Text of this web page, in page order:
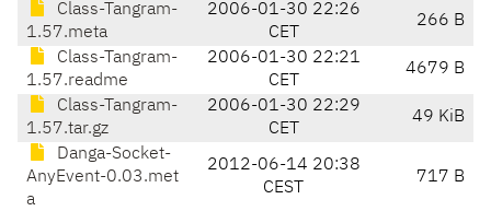
Class-Tangram-
1.57.meta
2006-01-30 22:26
CET
266 B
Class-Tangram-
1.57.readme
2006-01-30 22:21
CET
4679 B
Class-Tangram-
1.57.tar.gz
2006-01-30 22:29
CET
49 KiB
Danga-Socket-
AnyEvent-0.03.met
a
2012-06-14 20:38
CEST
717 B